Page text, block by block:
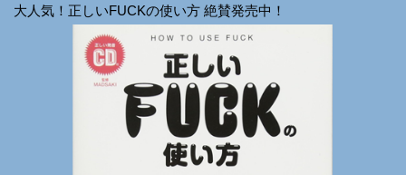
大人気！正しいFUCKの使い方 絶賛発売中！